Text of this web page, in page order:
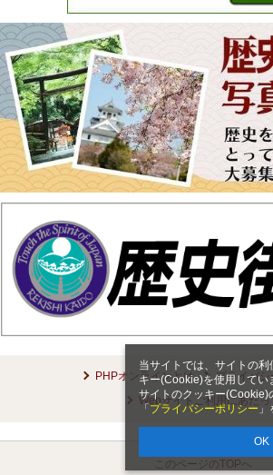
当サイトでは、サイトの
キー(Cookie)を使用してい
サイトのクッキー(Cookie)
「 プライバシーポリシー
OK
PHPオンラインとは
プライバシ
Webサイトご利用にあたっ
このページのTOPへ